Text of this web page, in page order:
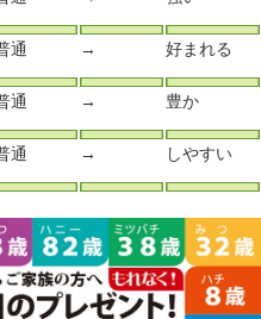
通 → 好まれる
通 → 豊か
通 → しやすい